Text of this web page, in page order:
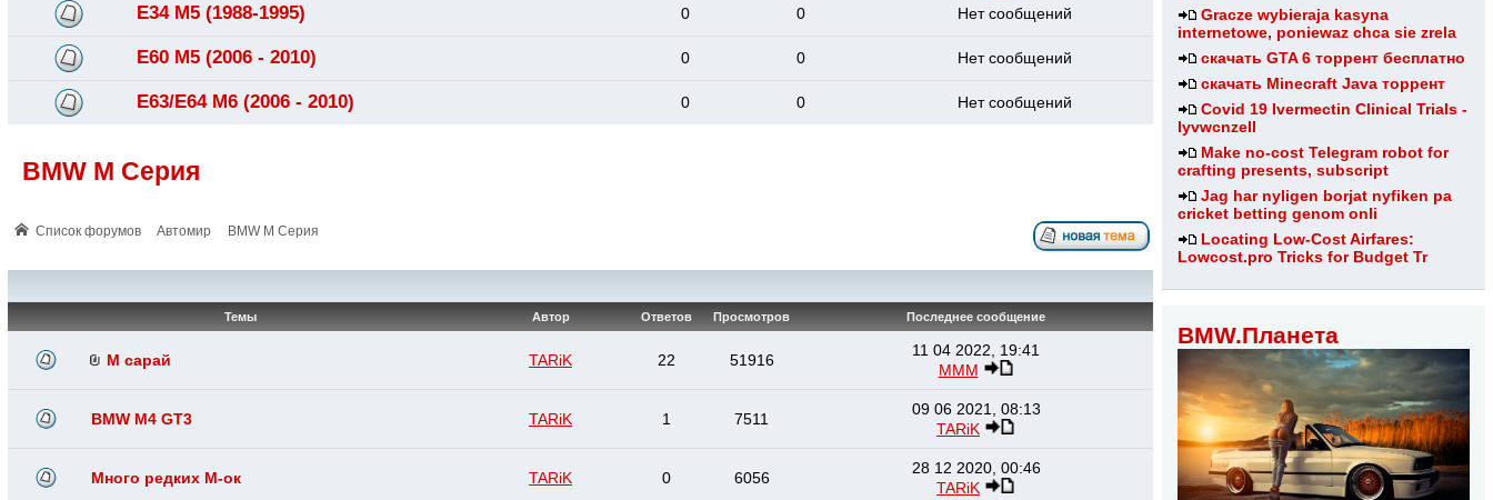
Gracze wybieraja kasyna
internetowe, poniewaz chca sie zrela
скачать GTA 6 торрент бесплатно
скачать Minecraft Java торрент
Covid 19 Ivermectin Clinical Trials -
lyvwcnzell
Make no-cost Telegram robot for
crafting presents, subscript
Jag har nyligen borjat nyfiken pa
cricket betting genom onli
Locating Low-Cost Airfares:
Lowcost.pro Tricks for Budget Tr
BMW.Планета
E34 M5 (1988-1995) 0 0 Нет сообщений
E60 M5 (2006 - 2010) 0 0 Нет сообщений
E63/E64 M6 (2006 - 2010) 0 0 Нет сообщений
BMW M Серия
Список форумов Автомир BMW M Серия
Темы Автор Ответов Просмотров Последнее сообщение
M сарай TARiK 22 51916
11 04 2022, 19:41
МММ
BMW M4 GT3 TARiK 1 7511
09 06 2021, 08:13
TARiK
Много редких М-ок TARiK 0 6056
28 12 2020, 00:46
TARiK